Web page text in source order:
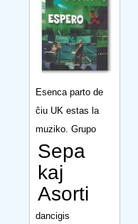
Esenca parto de
ĉiu UK estas la
muziko. Grupo
Sepa
kaj
Asorti
dancigis